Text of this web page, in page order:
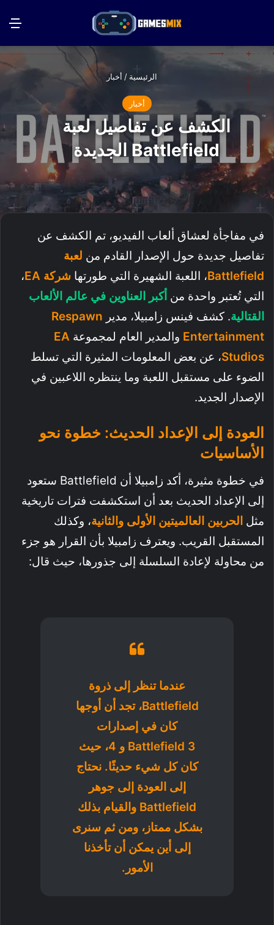
الرئيسية / أخبار
أخبار
الكشف عن تفاصيل لعبة
Battlefield الجديدة
في مفاجأة لعشاق ألعاب الفيديو، تم الكشف عن
تفاصيل جديدة حول الإصدار القادم من لعبة
Battlefield، اللعبة الشهيرة التي طورتها شركة EA
،
التي تُعتبر واحدة من أكبر العناوين في عالم الألعاب
القتالية. كشف فينس زامبيلا، مدير Respawn
Entertainment والمدير العام لمجموعة EA
Studios، عن بعض المعلومات المثيرة التي تسلط
الضوء على مستقبل اللعبة وما ينتظره اللاعبين في
الإصدار الجديد.
العودة إلى الإعداد الحديث: خطوة نحو
الأساسيات
في خطوة مثيرة، أكد زامبيلا أن Battlefield ستعود
إلى الإعداد الحديث بعد أن استكشفت فترات تاريخية
مثل الحربين العالميتين الأولى والثانية، وكذلك
المستقبل القريب. ويعترف زامبيلا بأن القرار هو جزء
من محاولة لإعادة السلسلة إلى جذورها، حيث قال:
عندما تنظر إلى ذروة
Battlefield، تجد أن أوجها
كان في إصدارات
Battlefield 3 و 4، حيث
كان كل شيء حديثًا. نحتاج
إلى العودة إلى جوهر
Battlefield والقيام بذلك
بشكل ممتاز، ومن ثم سنرى
إلى أين يمكن أن تأخذنا
الأمور.